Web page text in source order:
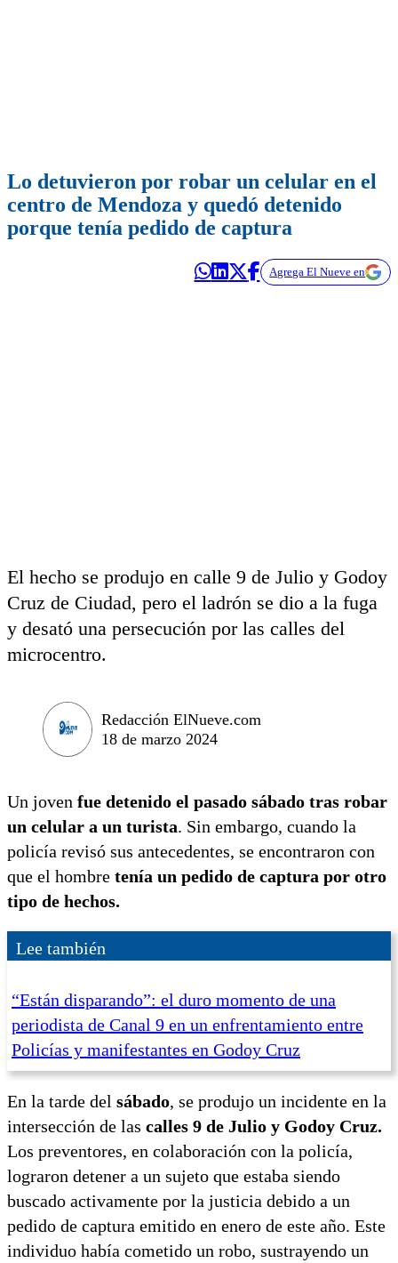
Lo detuvieron por robar un celular en el
centro de Mendoza y quedó detenido
porque tenía pedido de captura
Agrega El Nueve en
El hecho se produjo en calle 9 de Julio y Godoy
Cruz de Ciudad, pero el ladrón se dio a la fuga
y desató una persecución por las calles del
microcentro.
Redacción ElNueve.com
18 de marzo 2024
Un joven fue detenido el pasado sábado tras robar
un celular a un turista. Sin embargo, cuando la
policía revisó sus antecedentes, se encontraron con
que el hombre tenía un pedido de captura por otro
tipo de hechos.
Lee también
“Están disparando”: el duro momento de una
periodista de Canal 9 en un enfrentamiento entre
Policías y manifestantes en Godoy Cruz
En la tarde del sábado, se produjo un incidente en la
intersección de las calles 9 de Julio y Godoy Cruz.
Los preventores, en colaboración con la policía,
lograron detener a un sujeto que estaba siendo
buscado activamente por la justicia debido a un
pedido de captura emitido en enero de este año. Este
individuo había cometido un robo, sustrayendo un